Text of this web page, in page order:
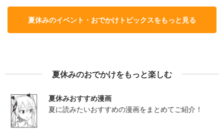
夏休みのイベント・おでかけトピックスをもっと見る
夏休みのおでかけをもっと楽しむ
夏休みおすすめ漫画
夏に読みたいおすすめの漫画をまとめてご紹介！